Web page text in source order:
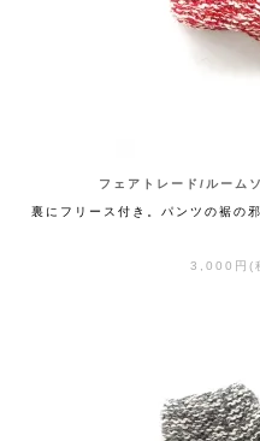
フェアトレード/ルーム
裏にフリース付き。パンツの裾の
3,000円(